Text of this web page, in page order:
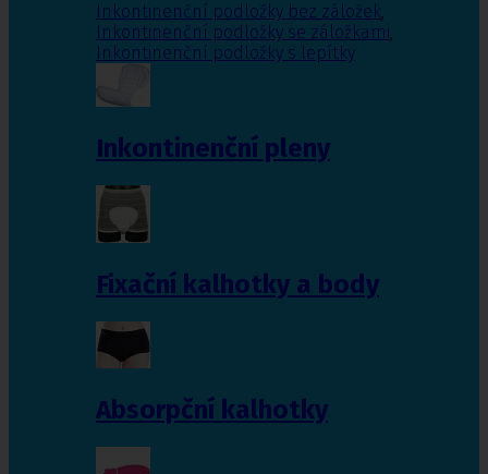
Inkontinenční podložky bez záložek,
Inkontinenční podložky se záložkami,
Inkontinenční podložky s lepítky
Inkontinenční pleny
Fixační kalhotky a body
Absorpční kalhotky